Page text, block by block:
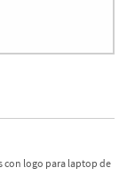
con logo para laptop de